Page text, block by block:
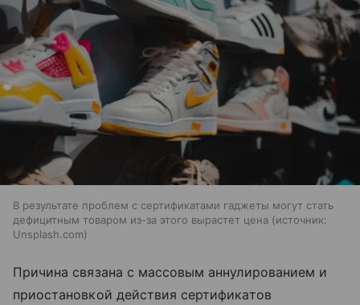
В результате проблем с сертификатами гаджеты могут стать
дефицитным товаром из-за этого вырастет цена
источник:
Unsplash.com
Причина связана с массовым аннулированием и
приостановкой действия сертификатов